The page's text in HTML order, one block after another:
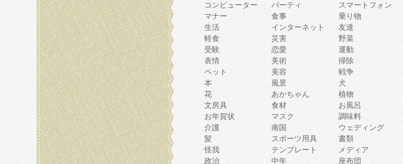
コンピューター
パーティ スマートフォン
マナー
食事 乗り物
生活
インターネット 友達
軽食
災害 野菜
受験
恋愛 運動
表情
美術 掃除
ペット
美容 戦争
本
風景 犬
花
あかちゃん 植物
文房具
食材 お風呂
お年賀状
マスク 調味料
介護
南国 ウェディング
髪
スポーツ用具 書類
怪我
テンプレート メディア
政治
中年 座布団